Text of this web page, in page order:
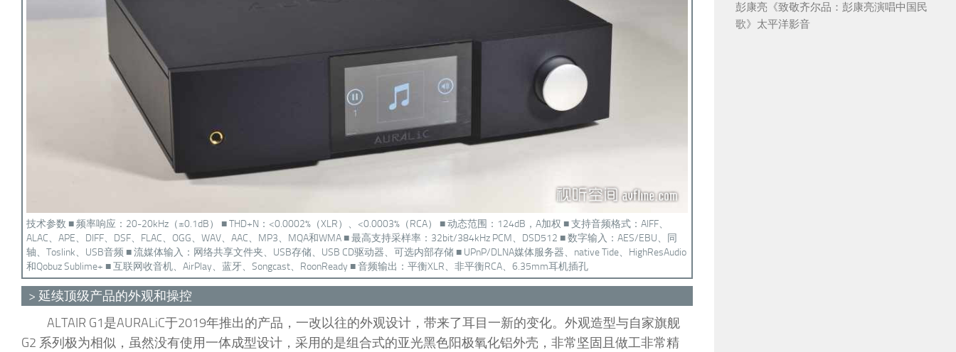
技术参数 ■ 频率响应：20-20kHz（±0.1dB） ■ THD+N：<0.0002%（XLR）、<0.0003%（RCA） ■ 动态范围：124dB，A加权 ■ 支持音频格式：AIFF、
ALAC、APE、DIFF、DSF、FLAC、OGG、WAV、AAC、MP3、MQA和WMA ■ 最高支持采样率：32bit/384kHz PCM、DSD512 ■ 数字输入：AES/EBU、同
轴、Toslink、USB音频 ■ 流媒体输入：网络共享文件夹、USB存储、USB CD驱动器、可选内部存储 ■ UPnP/DLNA媒体服务器、native Tide、HighResAudio
和Qobuz Sublime+ ■ 互联网收音机、AirPlay、蓝牙、Songcast、RoonReady ■ 音频输出：平衡XLR、非平衡RCA、6.35mm耳机插孔
> 延续顶级产品的外观和操控
ALTAIR G1是AURALiC于2019年推出的产品，一改以往的外观设计，带来了耳目一新的变化。外观造型与自家旗舰
G2 系列极为相似，虽然没有使用一体成型设计，采用的是组合式的亚光黑色阳极氧化铝外壳，非常坚固且做工非常精
彭康亮《致敬齐尔品：彭康亮演唱中国民
歌》太平洋影音